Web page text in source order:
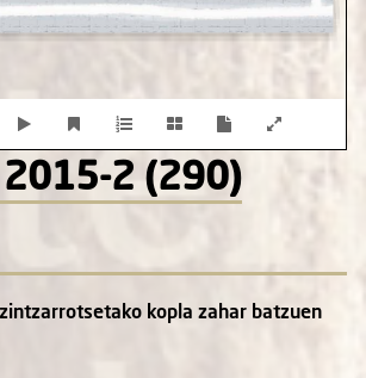
2015-2 (290)
kopla zahar batzuen